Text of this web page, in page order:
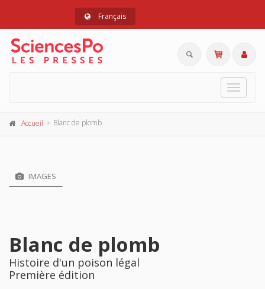
Français
Toggle
Accueil Blanc de plomb
IMAGES
Blanc de plomb
Histoire d'un poison légal
Première édition